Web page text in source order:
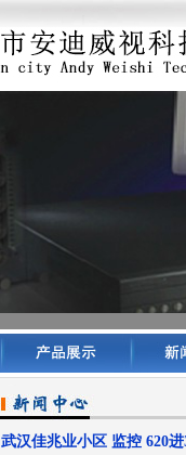
武汉佳兆业小区 监控 620